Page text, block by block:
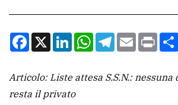
La
redazione
Scrivici
Per
Facebook
X LinkedInWhatsApp
Telegram
EmailPrint
Articolo: Liste attesa S.S.N.:
resta il privato